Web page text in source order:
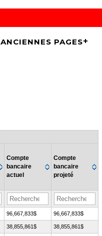
ANCIENNES PAGES
Compte
bancaire
actuel
Compte
bancaire
projeté
96,667,833$ 96,667,833$
38,855,861$ 38,855,861$